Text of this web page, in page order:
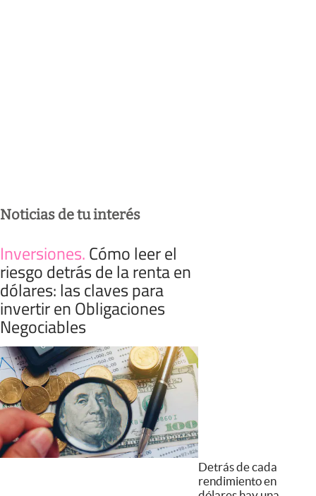
Noticias de tu interés
Inversiones.Cómo leer el
riesgo detrás de la renta en
dólares: las claves para
invertir en Obligaciones
Negociables
Detrás de cada
rendimiento en